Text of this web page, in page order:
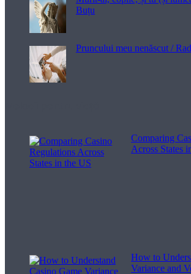
Buțu
Pruncului meu nenăscut /
Comparing
Across States
How to
Variance and